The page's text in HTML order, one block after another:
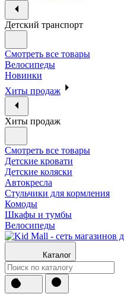
Детский транспорт
Смотреть все товары
Велосипеды
Новинки
Хиты продаж
Хиты продаж
Смотреть все товары
Детские кровати
Детские коляски
Автокресла
Стульчики для кормления
Комоды
Шкафы и тумбы
Велосипеды
Каталог